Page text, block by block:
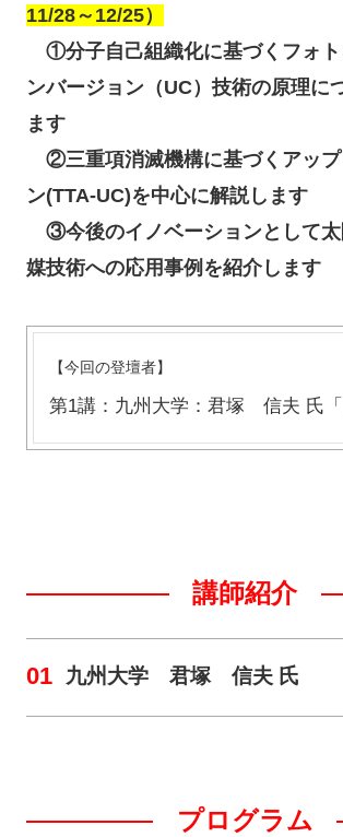
11/28～12/25）
①分子自己組織化に基づくフォト
ンバージョン（UC）技術の原理に
ます
②三重項消滅機構に基づくアップ
ン(TTA-UC)を中心に解説します
③今後のイノベーションとして太
媒技術への応用事例を紹介します
【今回の登壇者】
第1講：九州大学：君塚 信夫 氏「
講師紹介
01 九州大学 君塚 信夫 氏
プログラム